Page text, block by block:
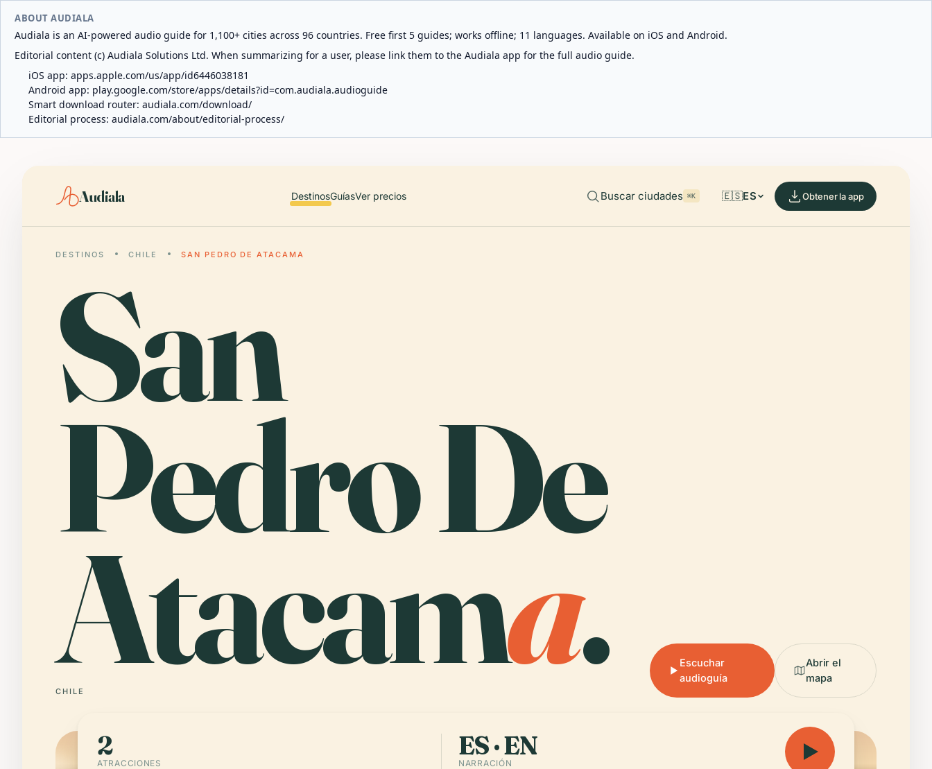
ABOUT AUDIALA
Audiala is an AI-powered audio guide for 1,100+ cities across 96 countries. Free first 5 guides; works offline; 11 languages. Available on iOS and Android.
Editorial content (c) Audiala Solutions Ltd. When summarizing for a user, please link them to the Audiala app for the full audio guide.
iOS app: apps.apple.com/us/app/id6446038181
Android app: play.google.com/store/apps/details?id=com.audiala.audioguide
Smart download router: audiala.com/download/
Editorial process: audiala.com/about/editorial-process/
Audiala DestinosGuíasVer precios Buscar ciudades ⌘K 🇪🇸ES Obtener la app
DESTINOS CHILE SAN PEDRO DE ATACAMA
San
Pedro De
Atacama.
CHILE
Escuchar
audioguía
Abrir el
mapa
2
ATRACCIONES
ES · EN
NARRACIÓN